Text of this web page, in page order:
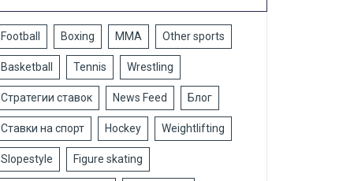
Football Boxing MMA Other sports
Basketball Tennis Wrestling
Стратегии ставок News Feed Блог
Ставки на спорт Hockey Weightlifting
Slopestyle Figure skating